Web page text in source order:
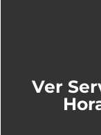
Ver